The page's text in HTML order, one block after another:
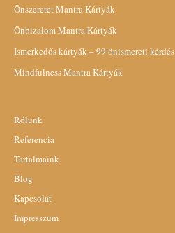
Önszeretet Mantra Kártyák
Önbizalom Mantra Kártyák
Ismerkedős kártyák – 99 önismereti kérdés
Mindfulness Mantra Kártyák
Rólunk
Referencia
Tartalmaink
Blog
Kapcsolat
Impresszum